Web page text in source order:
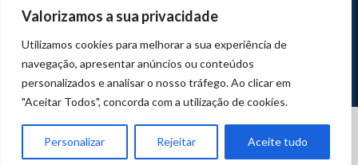
Valorizamos a sua privacidade
Utilizamos cookies para melhorar a sua experiência de
navegação, apresentar anúncios ou conteúdos
personalizados e analisar o nosso tráfego. Ao clicar em
"Aceitar Todos", concorda com a utilização de cookies.
Personalizar Rejeitar Aceite tudo
DESENVOLVIDO POR
JOSEXAVIER.COM